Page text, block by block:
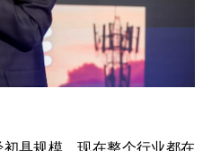
具规模，现在整个行业都在